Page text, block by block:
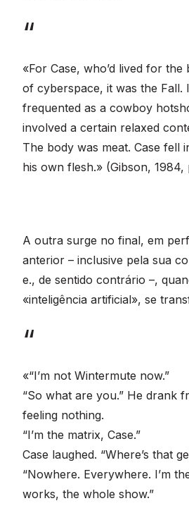
«For Case, who’d lived for the
of cyberspace, it was the Fall.
frequented as a cowboy
involved a certain relaxed
The body was meat. Case fell
his own flesh.» (Gibson, 1984,
A outra surge no final, em
anterior – inclusive pela sua
e., de sentido contrário –,
«inteligência artificial», se
«“I’m not Wintermute now.”
“So what are you.” He drank
feeling nothing.
“I’m the matrix, Case.”
Case laughed. “Where’s that
“Nowhere. Everywhere. I’m
works, the whole show.”